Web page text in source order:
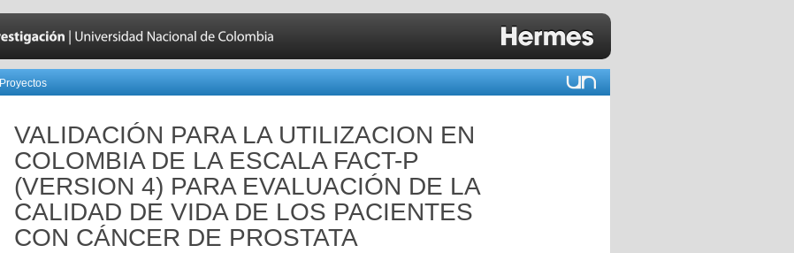
Proyectos
VALIDACIÓN PARA LA UTILIZACION EN
COLOMBIA DE LA ESCALA FACT-P
(VERSION 4) PARA EVALUACIÓN DE LA
CALIDAD DE VIDA DE LOS PACIENTES
CON CÁNCER DE PROSTATA